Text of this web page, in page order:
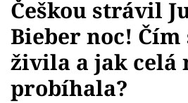
Témata
Showbyznys
Youtubeři
Češkou strávil
Bieber noc!
živila a jak celá
probíhala?